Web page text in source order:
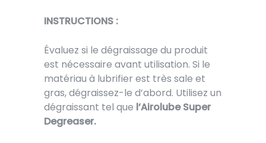
INSTRUCTIONS :
Évaluez si le dégraissage du produit
est nécessaire avant utilisation. Si le
matériau à lubrifier est très sale et
gras, dégraissez-le d’abord. Utilisez un
dégraissant tel que l’Airolube Super
Degreaser.